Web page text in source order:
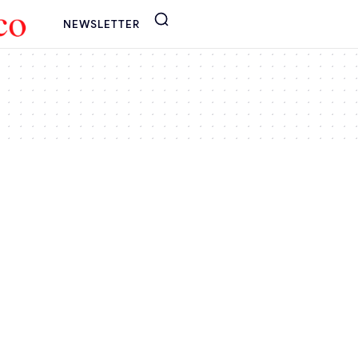
NEWSLETTER